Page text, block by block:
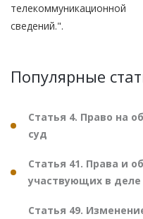
сведений.".
Популярные
Статья 4. Право на
суд
Статья 41. Права и
участвующих в деле
Статья 49.